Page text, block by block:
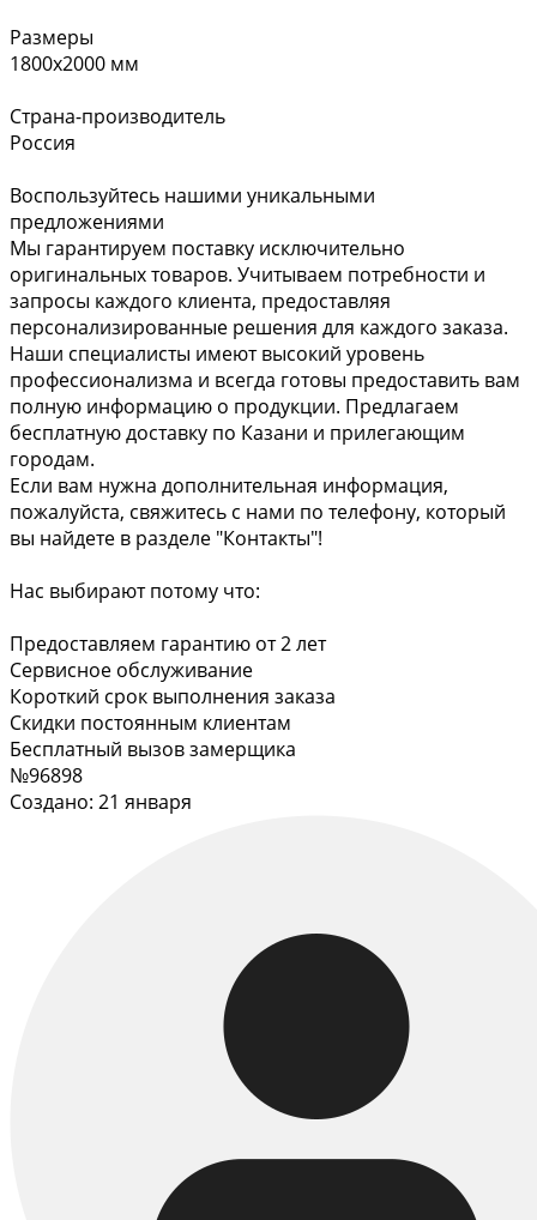
Размеры
1800х2000 мм
Страна-производитель
Россия
Воспользуйтесь нашими уникальными
предложениями
Мы гарантируем поставку исключительно
оригинальных товаров. Учитываем потребности и
запросы каждого клиента, предоставляя
персонализированные решения для каждого заказа.
Наши специалисты имеют высокий уровень
профессионализма и всегда готовы предоставить вам
полную информацию о продукции. Предлагаем
бесплатную доставку по Казани и прилегающим
городам.
Если вам нужна дополнительная информация,
пожалуйста, свяжитесь с нами по телефону, который
вы найдете в разделе "Контакты"!
Нас выбирают потому что:
Предоставляем гарантию от 2 лет
Сервисное обслуживание
Короткий срок выполнения заказа
Скидки постоянным клиентам
Бесплатный вызов замерщика
№96898
Создано: 21 января